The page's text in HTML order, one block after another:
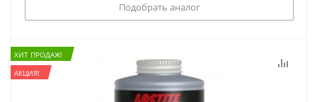
Подобрать аналог
ХИТ ПРОДАЖ!
АКЦИЯ!